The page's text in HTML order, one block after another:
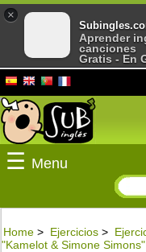
☰ Menu
Home > Ejercicios >
"Kamelot & Simone Simons"
×
Aprender
canciones
Gratis - En